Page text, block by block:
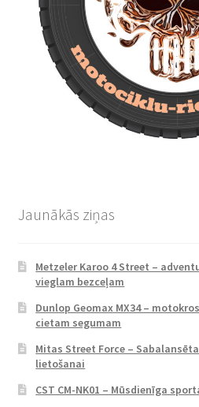
Jaunākās ziņas
Metzeler Karoo 4 Street –
vieglam bezceļam
Dunlop Geomax MX34 –
cietam segumam
Mitas Street Force –
lietošanai
CST CM-NK01 – Mūsdienīga